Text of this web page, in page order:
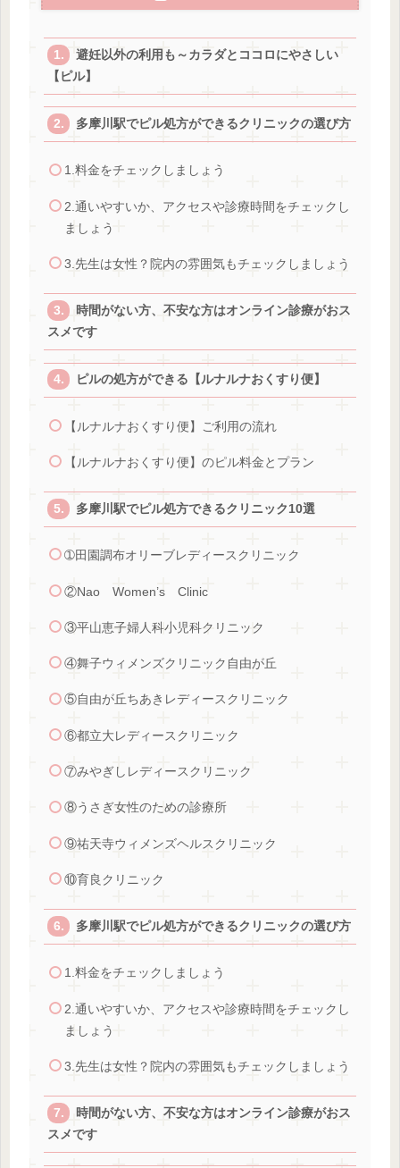
避妊以外の利用も～カラダとココロにやさしい
【ピル】
多摩川駅でピル処方ができるクリニックの選び方
1.料金をチェックしましょう
2.通いやすいか、アクセスや診療時間をチェックし
ましょう
3.先生は女性？院内の雰囲気もチェックしましょう
時間がない方、不安な方はオンライン診療がおス
スメです
ピルの処方ができる【ルナルナおくすり便】
【ルナルナおくすり便】ご利用の流れ
【ルナルナおくすり便】のピル料金とプラン
多摩川駅でピル処方できるクリニック10選
➀田園調布オリーブレディースクリニック
②Nao Women’s Clinic
③平山恵子婦人科小児科クリニック
④舞子ウィメンズクリニック自由が丘
⑤自由が丘ちあきレディースクリニック
⑥都立大レディースクリニック
⑦みやぎしレディースクリニック
⑧うさぎ女性のための診療所
⑨祐天寺ウィメンズヘルスクリニック
⑩育良クリニック
多摩川駅でピル処方ができるクリニックの選び方
1.料金をチェックしましょう
2.通いやすいか、アクセスや診療時間をチェックし
ましょう
3.先生は女性？院内の雰囲気もチェックしましょう
時間がない方、不安な方はオンライン診療がおス
スメです